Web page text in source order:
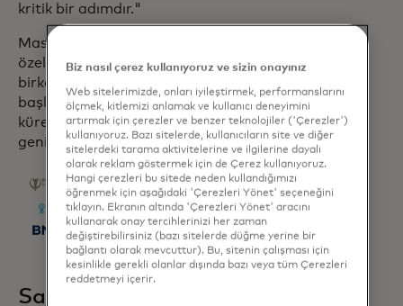
kritik bir adımdır."
Mastercard ve MTA, bu yeni ödeme
özelliklerini ilk olarak dünya çapında
birkaç sağlık hizmeti sağlayıcısıyla
başlatıyor ve 2024'ün sonuna kadar
küresel olarak daha fazla sağlayıcıya
genişletmeyi planlıyor.
Sağlık hizmeti
Biz nasıl çerez kullanıyoruz ve sizin onayınız
Web sitelerimizde, onları iyileştirmek, performanslarını
ölçmek, kitlemizi anlamak ve kullanıcı deneyimini
artırmak için çerezler ve benzer teknolojiler ('Çerezler')
kullanıyoruz. Bazı sitelerde, kullanıcıların site ve diğer
sitelerdeki tarama aktivitelerine ve ilgilerine dayalı
olarak reklam göstermek için de Çerez kullanıyoruz.
Hangi çerezleri bu sitede neden kullandığımızı
öğrenmek için aşağıdaki 'Çerezleri Yönet' seçeneğini
tıklayın. Ekranın altında 'Çerezleri Yönet' aracını
kullanarak onay tercihlerinizi her zaman
değiştirebilirsiniz (bazı sitelerde düğme yerine bir
bağlantı olarak mevcuttur). Bu, sitenin çalışması için
kesinlikle gerekli olanlar dışında bazı veya tüm Çerezleri
reddetmeyi içerir.